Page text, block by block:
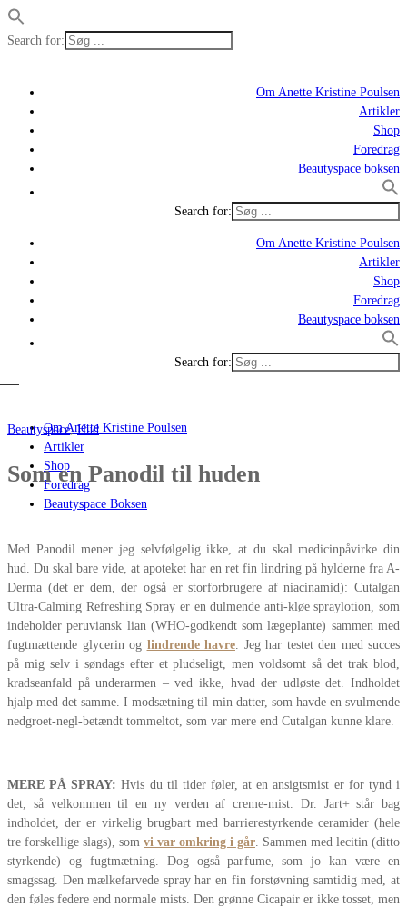
Search for:
Om Anette Kristine Poulsen
Artikler
Shop
Foredrag
Beautyspace boksen
Search for:
Om Anette Kristine Poulsen
Artikler
Shop
Foredrag
Beautyspace boksen
Search for:
Om Anette Kristine Poulsen
Artikler
Shop
Foredrag
Beautyspace Boksen
Beautyspace,Hud
Som en Panodil til huden
Med Panodil mener jeg selvfølgelig ikke, at du skal medicinpåvirke din
hud. Du skal bare vide, at apoteket har en ret fin lindring på hylderne fra A-
Derma (det er dem, der også er storforbrugere af niacinamid): Cutalgan
Ultra-Calming Refreshing Spray er en dulmende anti-kløe spraylotion, som
indeholder peruviansk lian (WHO-godkendt som lægeplante) sammen med
fugtmættende glycerin og lindrende havre. Jeg har testet den med succes
på mig selv i søndags efter et pludseligt, men voldsomt så det trak blod,
kradseanfald på underarmen – ved ikke, hvad der udløste det. Indholdet
hjalp med det samme. I modsætning til min datter, som havde en svulmende
nedgroet-negl-betændt tommeltot, som var mere end Cutalgan kunne klare.
MERE PÅ SPRAY: Hvis du til tider føler, at en ansigtsmist er for tynd i
det, så velkommen til en ny verden af creme-mist. Dr. Jart+ står bag
indholdet, der er virkelig brugbart med barrierestyrkende ceramider (hele
tre forskellige slags), som vi var omkring i går. Sammen med lecitin (ditto
styrkende) og fugtmætning. Dog også parfume, som jo kan være en
smagssag. Den mælkefarvede spray har en fin forstøvning samtidig med, at
den føles federe end normale mists. Den grønne Cicapair er ikke tosset, men